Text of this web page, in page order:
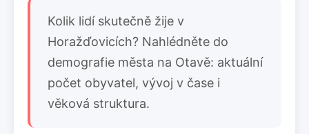
Kolik lidí skutečně žije v
Horažďovicích? Nahlédněte do
demografie města na Otavě: aktuální
počet obyvatel, vývoj v čase i
věková struktura.